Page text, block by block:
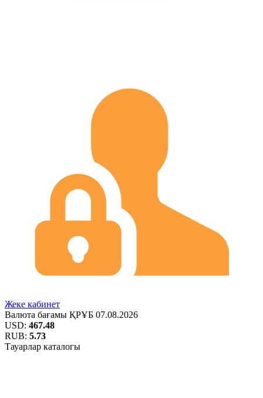
Жеке кабинет
Валюта бағамы ҚРҰБ 07.08.2026
USD: 467.48
RUB: 5.73
Тауарлар каталогы